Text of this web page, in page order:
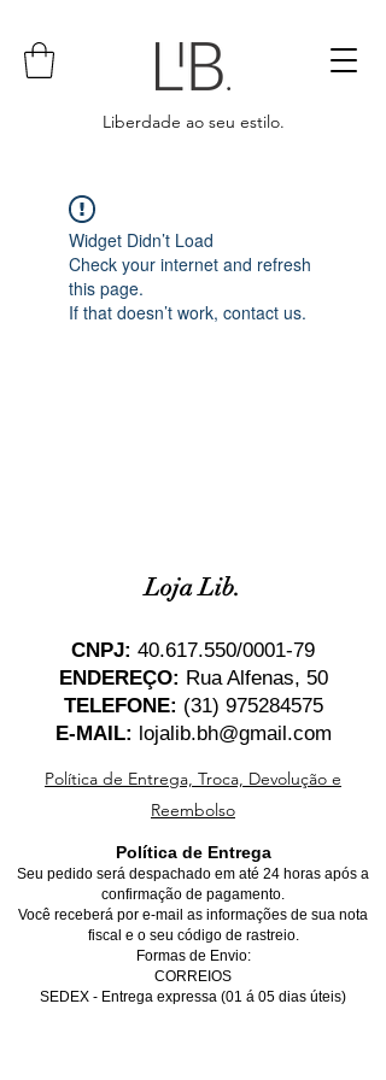
Liberdade ao seu estilo.
Widget Didn’t Load
Check your internet and refresh
this page.
If that doesn’t work, contact us.
Loja Lib.
CNPJ: 40.617.550/0001-79
ENDEREÇO: Rua Alfenas, 50
TELEFONE: (31) 975284575
E-MAIL: lojalib.bh@gmail.com
Política de Entrega, Troca, Devolução e
Reembolso
Política de Entrega
Seu pedido será despachado em até 24 horas após a
confirmação de pagamento.
Você receberá por e-mail as informações de sua nota
fiscal e o seu código de rastreio.
Formas de Envio:
CORREIOS
SEDEX - Entrega expressa (01 á 05 dias úteis)